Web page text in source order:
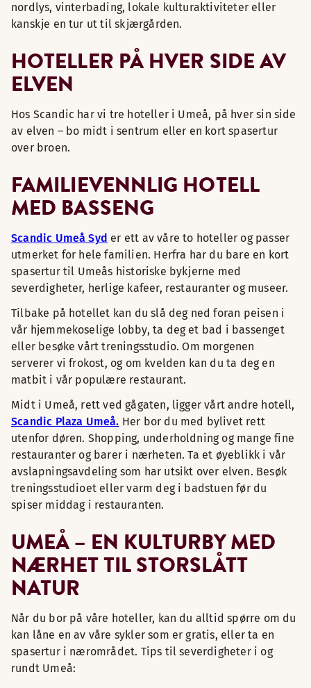
nordlys, vinterbading, lokale kulturaktiviteter eller
kanskje en tur ut til skjærgården.
HOTELLER PÅ HVER SIDE AV
ELVEN
Hos Scandic har vi tre hoteller i Umeå, på hver sin side
av elven – bo midt i sentrum eller en kort spasertur
over broen.
FAMILIEVENNLIG HOTELL
MED BASSENG
Scandic Umeå Syd er ett av våre to hoteller og passer
utmerket for hele familien. Herfra har du bare en kort
spasertur til Umeås historiske bykjerne med
severdigheter, herlige kafeer, restauranter og museer.
Tilbake på hotellet kan du slå deg ned foran peisen i
vår hjemmekoselige lobby, ta deg et bad i bassenget
eller besøke vårt treningsstudio. Om morgenen
serverer vi frokost, og om kvelden kan du ta deg en
matbit i vår populære restaurant.
Midt i Umeå, rett ved gågaten, ligger vårt andre hotell,
Scandic Plaza Umeå. Her bor du med bylivet rett
utenfor døren. Shopping, underholdning og mange fine
restauranter og barer i nærheten. Ta et øyeblikk i vår
avslapningsavdeling som har utsikt over elven. Besøk
treningsstudioet eller varm deg i badstuen før du
spiser middag i restauranten.
UMEÅ – EN KULTURBY MED
NÆRHET TIL STORSLÅTT
NATUR
Når du bor på våre hoteller, kan du alltid spørre om du
kan låne en av våre sykler som er gratis, eller ta en
spasertur i nærområdet. Tips til severdigheter i og
rundt Umeå: